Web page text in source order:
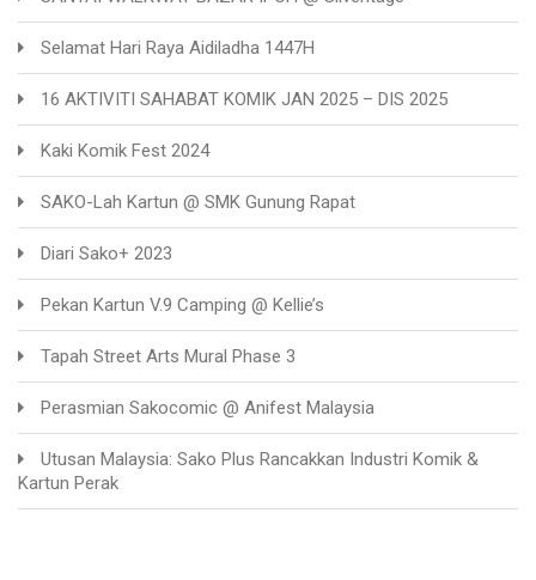
Selamat Hari Raya Aidiladha 1447H
16 AKTIVITI SAHABAT KOMIK JAN 2025 – DIS 2025
Kaki Komik Fest 2024
SAKO-Lah Kartun @ SMK Gunung Rapat
Diari Sako+ 2023
Pekan Kartun V.9 Camping @ Kellie’s
Tapah Street Arts Mural Phase 3
Perasmian Sakocomic @ Anifest Malaysia
Utusan Malaysia: Sako Plus Rancakkan Industri Komik &
Kartun Perak